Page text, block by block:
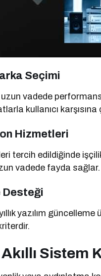
Seçimi
vadede
kullanıcı karşısına
Hizmetleri
tercih edildiğinde
vadede fayda sağlar.
Desteği
yazılım
Sistem